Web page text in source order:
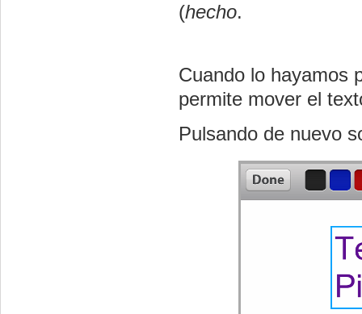
(hecho.
Cuando lo hayamos
permite mover el
Pulsando de nuevo